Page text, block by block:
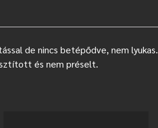
de nincs betépődve, nem lyukas.
és nem préselt.